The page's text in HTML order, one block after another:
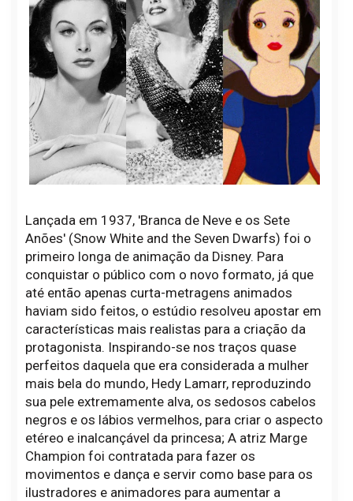
Lançada em 1937, 'Branca de Neve e os Sete
Anões' (Snow White and the Seven Dwarfs) foi o
primeiro longa de animação da Disney. Para
conquistar o público com o novo formato, já que
até então apenas curta-metragens animados
haviam sido feitos, o estúdio resolveu apostar em
características mais realistas para a criação da
protagonista. Inspirando-se nos traços quase
perfeitos daquela que era considerada a mulher
mais bela do mundo, Hedy Lamarr, reproduzindo
sua pele extremamente alva, os sedosos cabelos
negros e os lábios vermelhos, para criar o aspecto
etéreo e inalcançável da princesa; A atriz Marge
Champion foi contratada para fazer os
movimentos e dança e servir como base para os
ilustradores e animadores para aumentar a